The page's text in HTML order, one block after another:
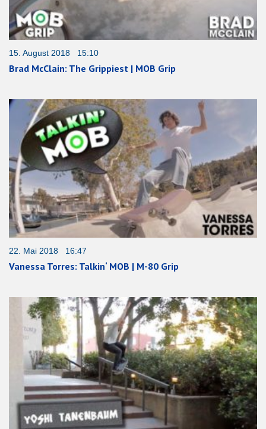
15. August 2018 15:10
Brad McClain: The Grippiest | MOB Grip
22. Mai 2018 16:47
Vanessa Torres: Talkin‘ MOB | M-80 Grip